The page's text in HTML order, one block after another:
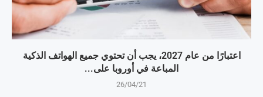
اعتبارًا من عام 2027، يجب أن تحتوي جميع الهواتف الذكية
المباعة في أوروبا على...
26/04/21